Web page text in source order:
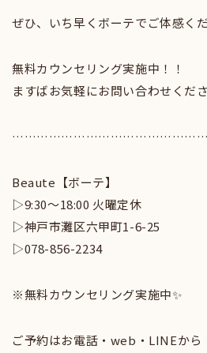
ぜひ、いち早くボーテでご体感く
無料カウンセリング実施中！！
ますばお気軽にお問い合わせくだ
Beaute【ボーテ】
▷9:30〜18:00 火曜定休
▷神戸市灘区六甲町1-6-25
▷078-856-2234
※無料カウンセリング実施中✨
ご予約はお電話・web・LINEから